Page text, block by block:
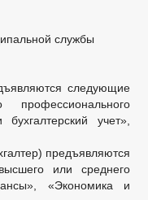
службы
следующие
учет»,
предъявляются
или среднего
«Экономика и